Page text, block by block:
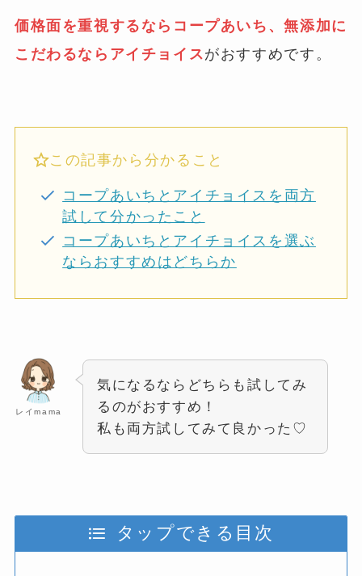
価格面を重視するならコープあいち、無添加に
こだわるならアイチョイスがおすすめです。
この記事から分かること
コープあいちとアイチョイスを両方
試して分かったこと
コープあいちとアイチョイスを選ぶ
ならおすすめはどちらか
レイmama
気になるならどちらも試してみ
るのがおすすめ！
私も両方試してみて良かった♡
タップできる目次